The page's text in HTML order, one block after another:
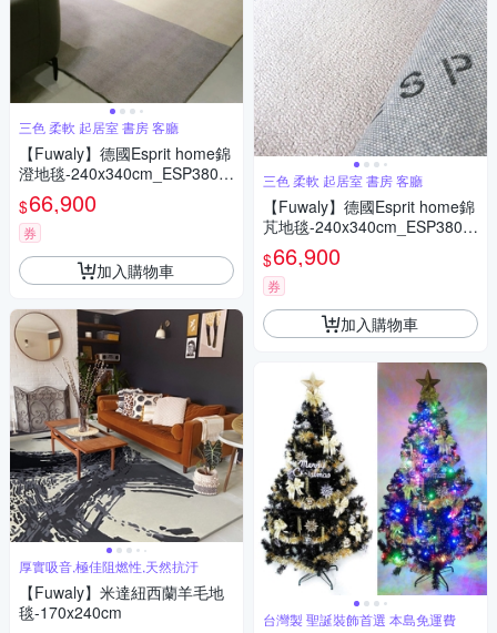
三色 柔軟 起居室 書房 客廳
【Fuwaly】德國Esprit home錦
澄地毯-240x340cm_ESP3809-
02_三色 柔軟 起居室 書房 客廳
$66,900
券
加入購物車
厚實吸音,極佳阻燃性,天然抗汙
【Fuwaly】米達紐西蘭羊毛地
毯-170x240cm
三色 柔軟 起居室 書房 客廳
【Fuwaly】德國Esprit home錦
芃地毯-240x340cm_ESP3809-
01_三色 柔軟 起居室 書房 客廳
$66,900
券
加入購物車
台灣製 聖誕裝飾首選 本島免運費